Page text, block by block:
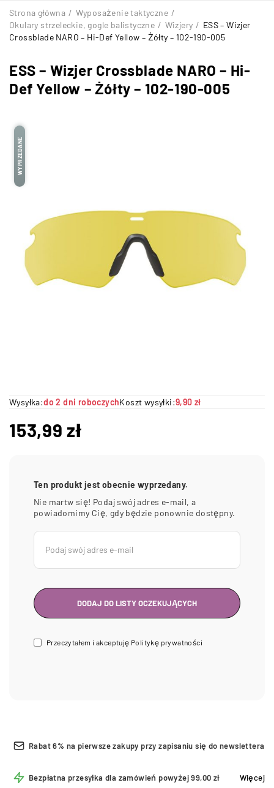
ESS – Wizjer Crossblade NARO – Hi-
Def Yellow – Żółty – 102-190-005
Strona główna / Wyposażenie taktyczne /
Okulary strzeleckie, gogle balistyczne / Wizjery / ESS – Wizjer
Crossblade NARO – Hi-Def Yellow – Żółty – 102-190-005
WYPRZEDANE
Wysyłka:do 2 dni roboczychKoszt wysyłki:9,90 zł
153,99zł
Ten produkt jest obecnie wyprzedany.
Nie martw się! Podaj swój adres e-mail, a
powiadomimy Cię, gdy będzie ponownie dostępny.
Przeczytałem i akceptuję Politykę prywatności
Rabat 6% na pierwsze zakupy przy zapisaniu się do newslettera
Bezpłatna przesyłka dla zamówień powyżej 99,00 zł Więcej